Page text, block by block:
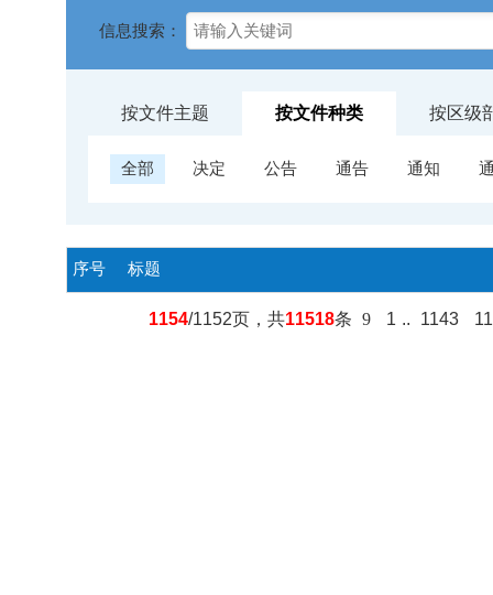
信息搜索：
按文件主题 按文件种类 按区级
全部 决定 公告 通告 通知
序号 标题
1154/1152页，共11518条 9 1 .. 1143